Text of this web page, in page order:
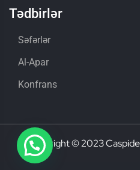
Tədbirlər
Səfərlər
Al-Apar
Konfrans
Copyright © 2023